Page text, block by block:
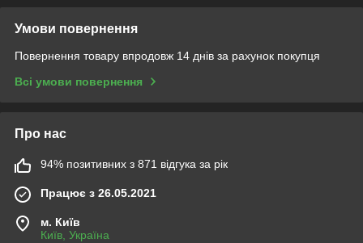
Умови повернення
Повернення товару впродовж 14 днів за рахунок покупця
Всі умови повернення
Про нас
94% позитивних з 871 відгука за рік
Працює з 26.05.2021
м. Київ
Київ, Україна